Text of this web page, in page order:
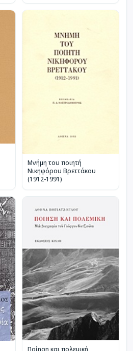
Μνήμη του ποιητή
Νικηφόρου Βρεττάκου
(1912-1991)
Ποίηση και πολεμική